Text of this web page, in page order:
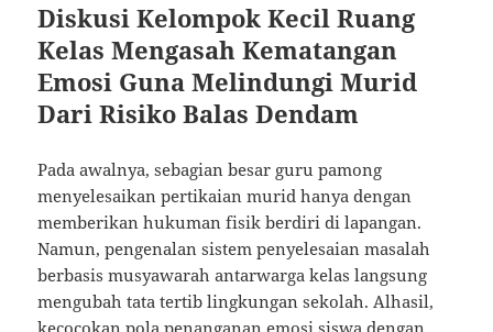
Diskusi Kelompok Kecil Ruang
Kelas Mengasah Kematangan
Emosi Guna Melindungi Murid
Dari Risiko Balas Dendam
Pada awalnya, sebagian besar guru pamong
menyelesaikan pertikaian murid hanya dengan
memberikan hukuman fisik berdiri di lapangan.
Namun, pengenalan sistem penyelesaian masalah
berbasis musyawarah antarwarga kelas langsung
mengubah tata tertib lingkungan sekolah. Alhasil,